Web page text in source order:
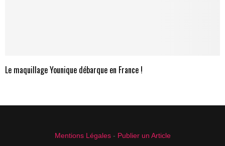
Le maquillage Younique débarque en France !
Mentions Légales- Publier un Article